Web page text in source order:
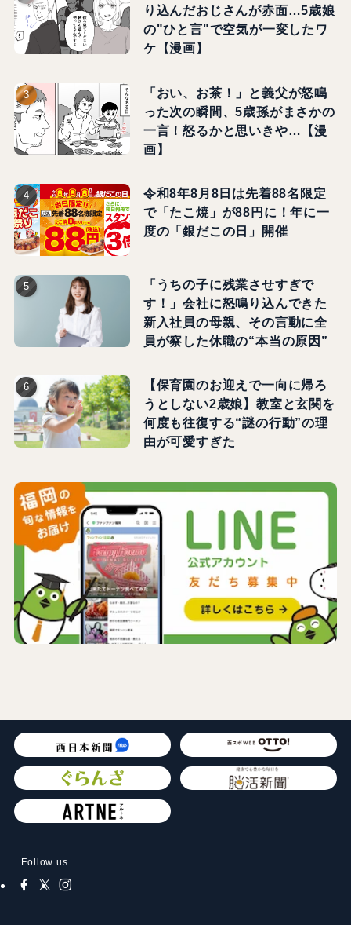
り込んだおじさんが赤面…5歳娘
の"ひと言"で空気が一変したワ
ケ【漫画】
「おい、お茶！」と義父が怒鳴
った次の瞬間、5歳孫がまさかの
一言！怒るかと思いきや…【漫
画】
令和8年8月8日は先着88名限定
で「たこ焼」が88円に！年に一
度の「銀だこの日」開催
「うちの子に残業させすぎで
す！」会社に怒鳴り込んできた
新入社員の母親、その言動に全
員が察した休職の“本当の原因”
【保育園のお迎えで一向に帰ろ
うとしない2歳娘】教室と玄関を
何度も往復する“謎の行動”の理
由が可愛すぎた
Follow us